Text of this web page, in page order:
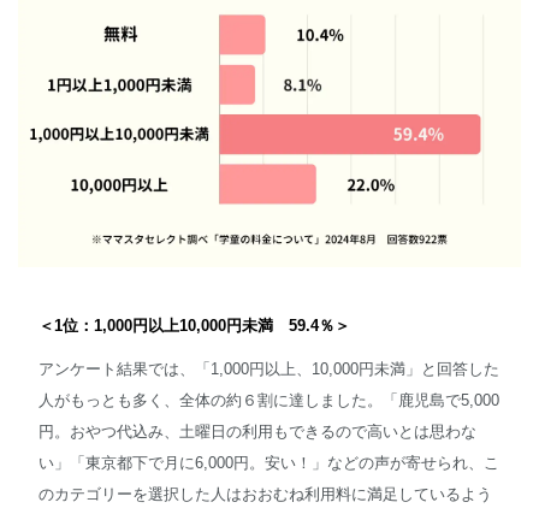
＜1位：1,000円以上10,000円未満 59.4％＞
アンケート結果では、「1,000円以上、10,000円未満」と回答した
人がもっとも多く、全体の約６割に達しました。「鹿児島で5,000
円。おやつ代込み、土曜日の利用もできるので高いとは思わな
い」「東京都下で月に6,000円。安い！」などの声が寄せられ、こ
のカテゴリーを選択した人はおおむね利用料に満足しているよう